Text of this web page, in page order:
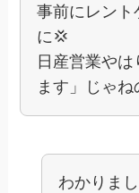
事前にレント
に💢
日産営業や
ます」じゃね
わかりま